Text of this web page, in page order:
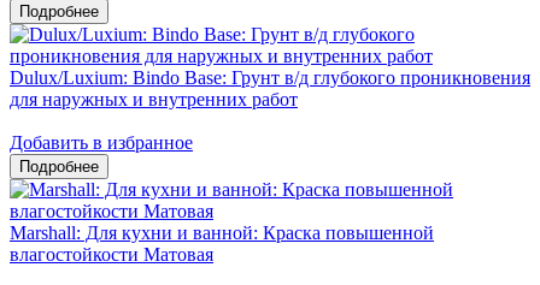
Dulux/Luxium: Bindo Base: Грунт в/д глубокого проникновения
для наружных и внутренних работ
Добавить в избранное
Marshall: Для кухни и ванной: Краска повышенной
влагостойкости Матовая